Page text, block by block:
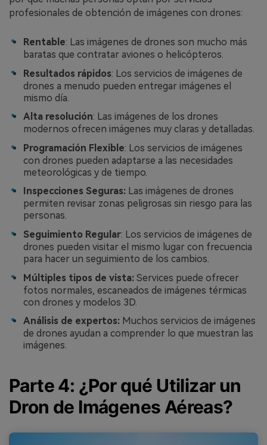
profesionales de obtención de imágenes con drones:
Rentable: Las imágenes de drones son mucho más
baratas que contratar aviones o helicópteros.
Resultados rápidos: Los servicios de imágenes de
drones a menudo pueden entregar imágenes el
mismo día.
Alta resolución: Las imágenes de los drones
modernos ofrecen imágenes muy claras y detalladas.
Programación Flexible: Los servicios de imágenes
con drones pueden adaptarse a las necesidades
meteorológicas y de tiempo.
Inspecciones Seguras: Las imágenes de drones
permiten revisar zonas peligrosas sin riesgo para las
personas.
Seguimiento Regular: Los servicios de imágenes de
drones pueden visitar el mismo lugar con frecuencia
para hacer un seguimiento de los cambios.
Múltiples tipos de vista: Services puede ofrecer
fotos normales, escaneados de imágenes térmicas
con drones y modelos 3D.
Análisis de expertos: Muchos servicios de imágenes
de drones ayudan a comprender lo que muestran las
imágenes.
Parte 4: ¿Por qué Utilizar un
Dron de Imágenes Aéreas?